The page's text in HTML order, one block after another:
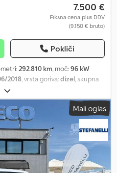
7.500 €
Fiksna cena plus DDV
(9.150 € bruto)
Pokliči
292.810 km, moč:96 kW
2018, vrsta goriva:dizel, skupna
prenosa:
Npefx Alisk
Mali oglas